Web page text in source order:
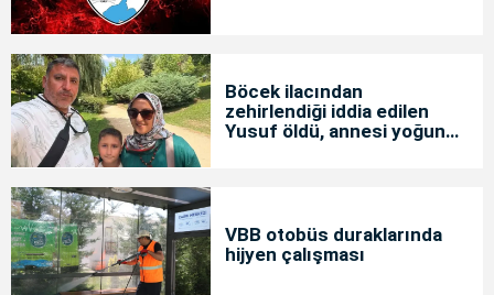
Böcek ilacından
zehirlendiği iddia edilen
Yusuf öldü, annesi yoğun
VBB otobüs duraklarında
hijyen çalışması